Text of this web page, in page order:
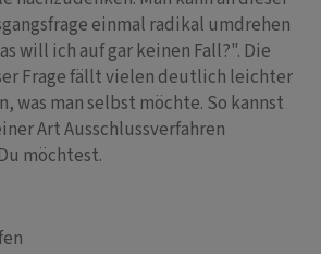
einmal radikal umdrehen
will ich auf gar keinen Fall?". Die
Frage fällt vielen deutlich leichter
was man selbst möchte. So kannst
Art Ausschlussverfahren
möchtest.